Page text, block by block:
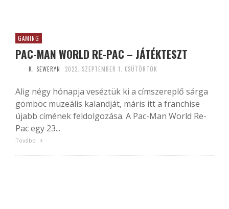
GAMING
PAC-MAN WORLD RE-PAC – JÁTÉKTESZT
K. SEWERYN 2022. SZEPTEMBER 1. CSÜTÖRTÖK
Alig négy hónapja veséztük ki a címszereplő sárga
gömböc muzeális kalandját, máris itt a franchise
újabb címének feldolgozása. A Pac-Man World Re-
Pac egy 23...
Tovább